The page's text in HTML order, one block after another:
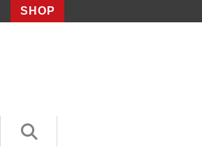
SHOP